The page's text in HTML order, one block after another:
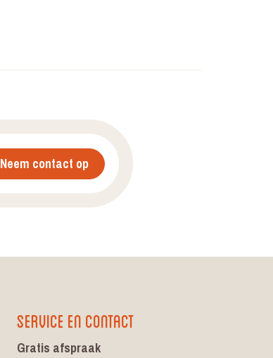
Neem contact op
Service en contact
Gratis afspraak